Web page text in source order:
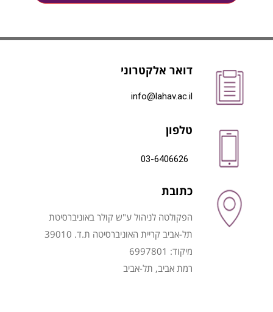
דואר אלקטרוני
info@lahav.ac.il
טלפון
03-6406626
כתובת
הפקולטה לניהול ע"ש קולר באוניברסיטת
תל-אביב קריית האוניברסיטה ת.ד. 39010
מיקוד: 6997801
רמת אביב, תל-אביב